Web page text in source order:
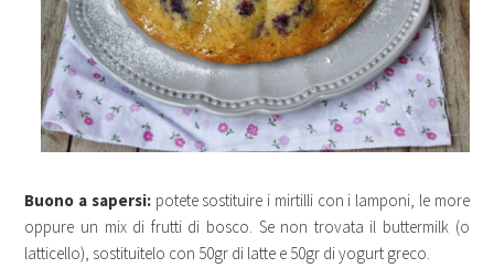
Buono a sapersi:potete sostituire i mirtilli con i lamponi, le more
oppure un mix di frutti di bosco. Se non trovata il buttermilk (o
latticello), sostituitelo con 50gr di latte e 50gr di yogurt greco.